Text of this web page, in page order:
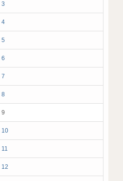
3
4
5
6
7
8
9
10
11
12